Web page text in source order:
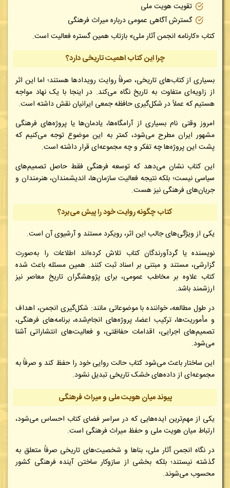
تقویت هویت ملی
گسترش آگاهی عمومی درباره میراث فرهنگی
کتاب «کارنامه انجمن آثار ملی» بازتاب همین گستره فعالیت است.
چرا این کتاب اهمیت تاریخی دارد؟
بسیاری از کتاب‌های تاریخی، صرفاً روایت رویدادها هستند؛ اما این اثر
از زاویه‌ای متفاوت به تاریخ نگاه می‌کند. در اینجا با یک نهاد مواجه
هستیم که عملاً در شکل‌گیری حافظه جمعی ایرانیان نقش داشته است.
امروز وقتی نام بسیاری از آرامگاه‌ها، یادمان‌ها یا پروژه‌های فرهنگی
مشهور ایران مطرح می‌شود، کمتر به این موضوع توجه می‌کنیم که
پشت این پروژه‌ها چه تفکر و چه مجموعه‌ای قرار داشته است.
این کتاب نشان می‌دهد که توسعه فرهنگی فقط حاصل تصمیم‌های
سیاسی نیست؛ بلکه نتیجه فعالیت سازمان‌ها، اندیشمندان، هنرمندان و
جریان‌های فرهنگی نیز هست.
کتاب چگونه روایت خود را پیش می‌برد؟
یکی از ویژگی‌های جالب این اثر، رویکرد مستند و آرشیوی آن است.
نویسنده یا گردآورندگان کتاب تلاش کرده‌اند اطلاعات را به‌صورت
گزارشی، مستند و مبتنی بر اسناد ثبت کنند. همین مسئله باعث شده
کتاب علاوه بر مخاطب عمومی، برای پژوهشگران تاریخ معاصر نیز
ارزشمند باشد.
در طول مطالعه، خواننده با موضوعاتی مانند: شکل‌گیری انجمن، اهداف
و مأموریت‌ها،ترکیب اعضا،پروژه‌های انجام‌شده،برنامه‌های فرهنگی،
تصمیم‌های اجرایی، اقدامات حفاظتی، و فعالیت‌های انتشاراتیآشنا
می‌شود.
این ساختار باعث می‌شود کتاب حالت روایی خود را حفظ کند و صرفاً به
مجموعه‌ای از داده‌های خشک تاریخی تبدیل نشود.
پیوند میان هویت ملی و میراث فرهنگی
یکی از مهم‌ترین ایده‌هایی که در سراسر فضای کتاب احساس می‌شود،
ارتباط میان هویت ملی و حفظ میراث فرهنگی است.
در نگاه انجمن آثار ملی، بناها و شخصیت‌های تاریخی صرفاً متعلق به
گذشته نیستند؛ بلکه بخشی از سازوکار ساختن آینده فرهنگی کشور
محسوب می‌شوند.